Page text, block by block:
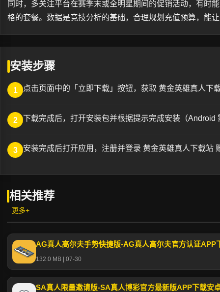
同时，多关注平台在赛季末或全明星期间的促销活动，有时
格的套餐。数据是竞技分析的基础，合理规划充值预算，能
安装步骤
1 点击页面中的「立即下载」按钮，获取 黄金英雄真人下
2 下载完成后，打开安装包并根据提示完成安装（Android
3 安装完成后打开应用，注册并登录 黄金英雄真人下载站
相关推荐
更多+
AG真人高尔夫手势快捷版-AG真人高尔夫官方认证APP
132.0 MB | 07-30
SA真人限量邀请版-SA真人博彩官方最新版APP下载安